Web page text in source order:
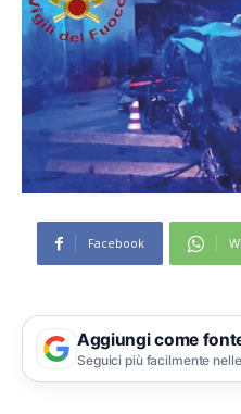
Facebook
Aggiungi come
Seguici più facilmente